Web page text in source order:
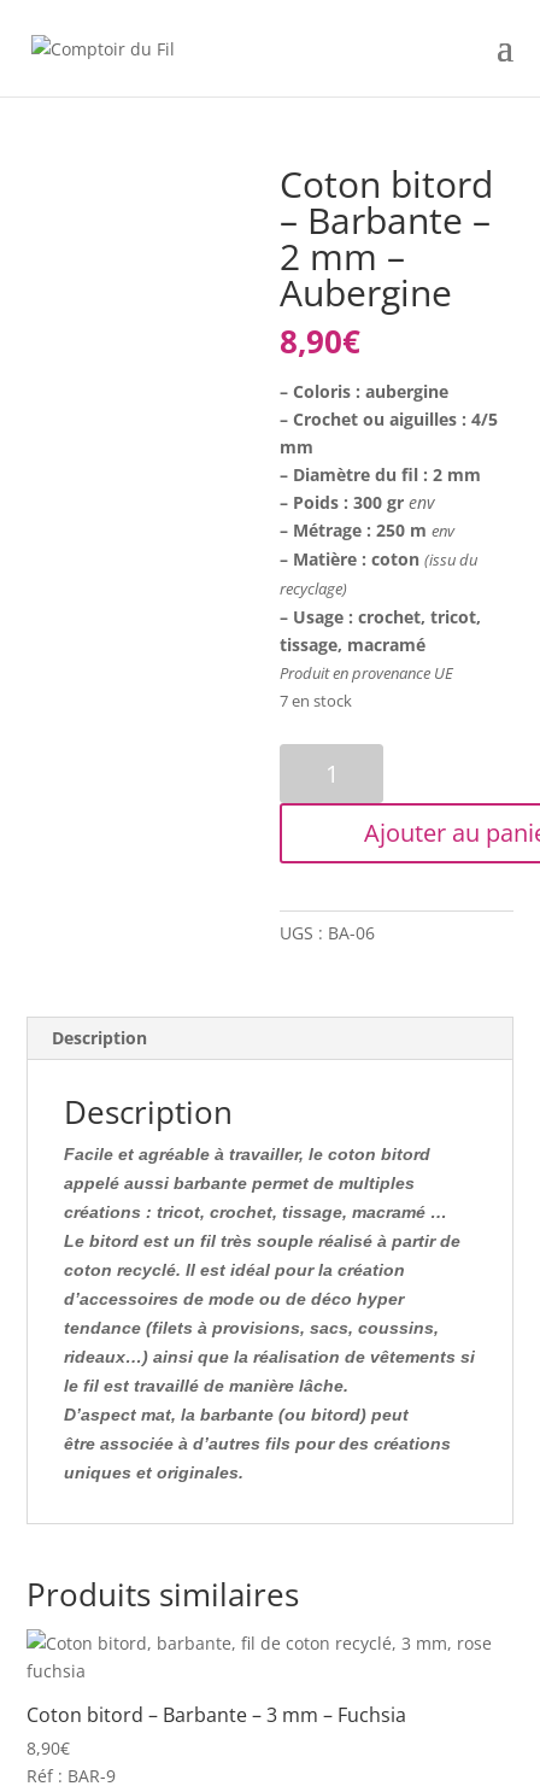
Coton bitord
– Barbante –
2 mm –
Aubergine
8,90€
– Coloris : aubergine
– Crochet ou aiguilles : 4/5
mm
– Diamètre du fil : 2 mm
– Poids : 300 grenv
– Métrage : 250 menv
– Matière : coton(issu du
recyclage)
– Usage : crochet, tricot,
tissage, macramé
Produit en provenance UE
7 en stock
Coton
-
-
Ajouter au
UGS : BA-06
Description
Description
Facile et agréable à travailler, le coton bitord
appelé aussi barbante permet de multiples
créations : tricot, crochet, tissage, macramé …
Le bitord est un fil très souple réalisé à partir de
coton recyclé. Il est idéal pour la création
d’accessoires de mode ou de déco hyper
tendance (filets à provisions, sacs, coussins,
rideaux…) ainsi que la réalisation de vêtements si
le fil est travaillé de manière lâche.
D’aspect mat, la barbante (ou bitord) peut
être associée à d’autres fils pour des créations
uniques et originales.
Produits similaires
Coton bitord – Barbante – 3 mm – Fuchsia
8,90€
Réf : BAR-9